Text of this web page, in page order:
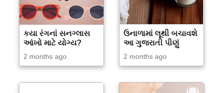
કયા રંગનાં સનગ્લાસ
આંખો માટે યોગ્ય?
2 months ago
ઉનાળામાં લૂથી બચાવશે
આ ગુજરાતી પીણું
2 months ago